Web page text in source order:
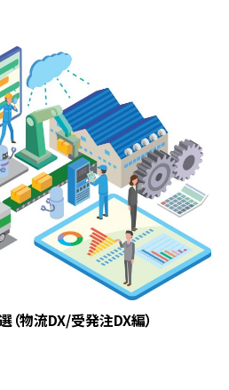
（物流DX/受発注DX編）